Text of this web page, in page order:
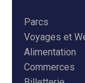
Parcs
Voyages et
Alimentation
Commerces